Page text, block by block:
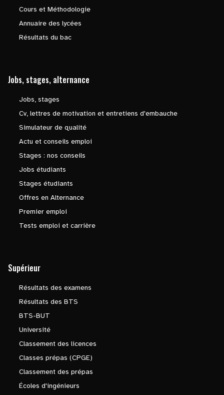
Cours et Méthodologie
Annuaire des lycées
Résultats du bac
Jobs, stages, alternance
Jobs, stages
Cv, lettres de motivation et entretiens d'embauche
Simulateur de qualité
Actu et conseils emploi
Stages : nos conseils
Jobs étudiants
Stages étudiants
Offres en Alternance
Premier emploi
Tests emploi et carrière
Supérieur
Résultats des examens
Résultats des BTS
BTS-BUT
Université
Classement des licences
Classes prépas (CPGE)
Classement des prépas
Écoles d'ingénieurs